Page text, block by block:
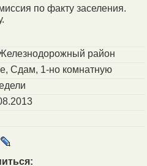
по факту заселения.
район
Сдам, 1-но комнатную